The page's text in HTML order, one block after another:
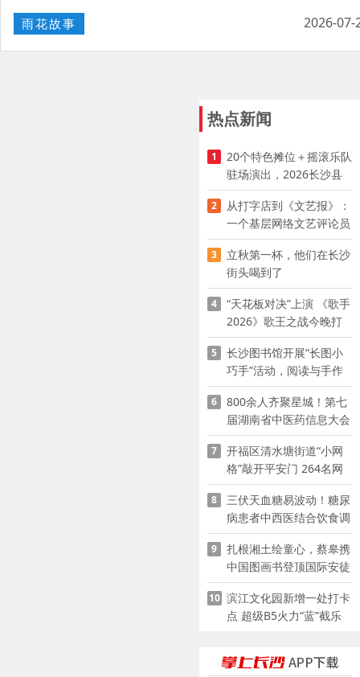
雨花故事 2026-07-
热点新闻
1
20个特色摊位＋摇滚乐队
驻场演出，2026长沙县
夜市嘉年华启幕
2
从打字店到《文艺报》：
一个基层网络文艺评论员
的突围
3
立秋第一杯，他们在长沙
街头喝到了
4
“天花板对决”上演 《歌手
2026》歌王之战今晚打
响
5
长沙图书馆开展“长图小
巧手”活动，阅读与手作
赋能少儿暑期成长
6
800余人齐聚星城！第七
届湖南省中医药信息大会
开幕，AI正在“读懂”古老
中医
7
开福区清水塘街道“小网
格”敲开平安门 264名网
格员扫楼“错峰问安”
8
三伏天血糖易波动！糖尿
病患者中西医结合饮食调
养指南
9
扎根湘土绘童心，蔡皋携
中国图画书登顶国际安徒
生奖
10 滨江文化园新增一处打卡
点 超级B5火力“蓝”截乐